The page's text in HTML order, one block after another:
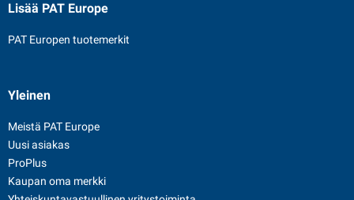
Lisää PAT Europe
PAT Europen tuotemerkit
Yleinen
Meistä PAT Europe
Uusi asiakas
ProPlus
Kaupan oma merkki